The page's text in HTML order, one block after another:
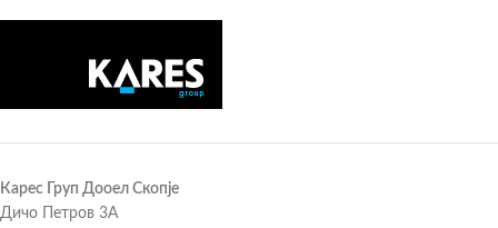
Карес Груп Дооел Скопје
Дичо Петров 3А